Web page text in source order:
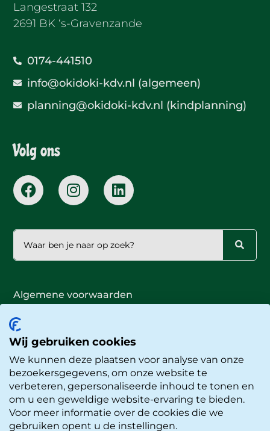
Langestraat 132
2691 BK ‘s-Gravenzande
0174-441510
info@okidoki-kdv.nl (algemeen)
planning@okidoki-kdv.nl (kindplanning)
Volg ons
© Okidoki Kinderopvang
Website doorBuro Staal
Algemene voorwaarden
Privacyverklaring
Cookieverklaring
Wij gebruiken cookies
We kunnen deze plaatsen voor analyse van onze
bezoekersgegevens, om onze website te
verbeteren, gepersonaliseerde inhoud te tonen en
om u een geweldige website-ervaring te bieden.
Voor meer informatie over de cookies die we
gebruiken opent u de instellingen.